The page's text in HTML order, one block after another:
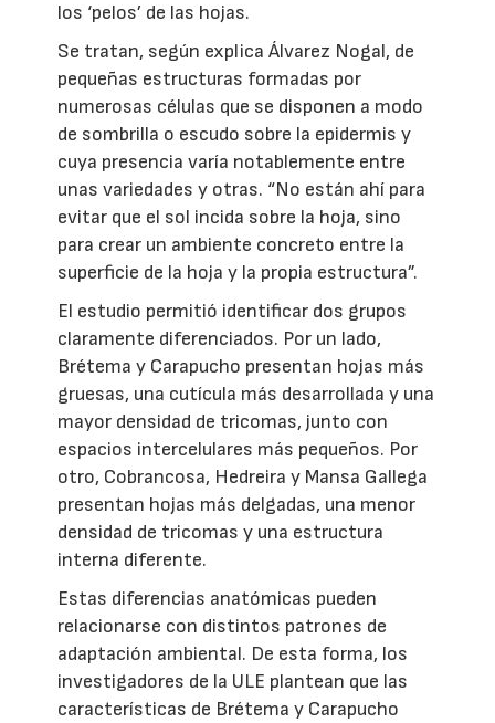
los ‘pelos’ de las hojas.
Se tratan, según explica Álvarez Nogal, de
pequeñas estructuras formadas por
numerosas células que se disponen a modo
de sombrilla o escudo sobre la epidermis y
cuya presencia varía notablemente entre
unas variedades y otras. “No están ahí para
evitar que el sol incida sobre la hoja, sino
para crear un ambiente concreto entre la
superficie de la hoja y la propia estructura”.
El estudio permitió identificar dos grupos
claramente diferenciados. Por un lado,
Brétema y Carapucho presentan hojas más
gruesas, una cutícula más desarrollada y una
mayor densidad de tricomas, junto con
espacios intercelulares más pequeños. Por
otro, Cobrancosa, Hedreira y Mansa Gallega
presentan hojas más delgadas, una menor
densidad de tricomas y una estructura
interna diferente.
Estas diferencias anatómicas pueden
relacionarse con distintos patrones de
adaptación ambiental. De esta forma, los
investigadores de la ULE plantean que las
características de Brétema y Carapucho